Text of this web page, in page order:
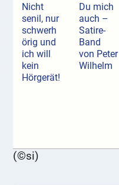
Nicht
senil, nur
schwerh
örig und
ich will
kein
Hörgerät!
Du mich
auch –
Satire-
Band
von Peter
Wilhelm
(©si)